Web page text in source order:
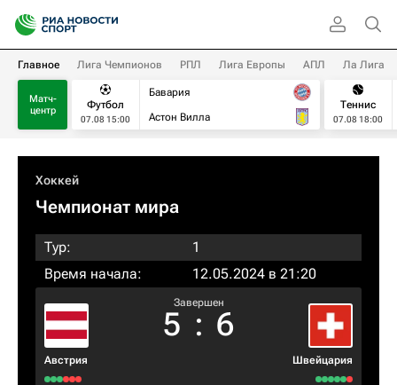
Главное Лига Чемпионов РПЛ Лига Европы АПЛ Ла Лига
Матч-
центр
Футбол
07.08 15:00
Бавария
Астон Вилла
Теннис
07.08 18:00
Хоккей
Чемпионат мира
Тур:
1
Время начала:
12.05.2024 в 21:20
Австрия
Завершен
5 : 6
Швейцария